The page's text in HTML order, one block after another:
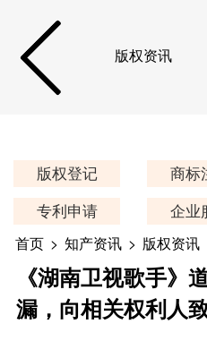
版权资讯
版权登记 商标
专利申请
企业
首页 > 知产资讯 > 版权资讯
《湖南卫视歌手》
漏，向相关权利人